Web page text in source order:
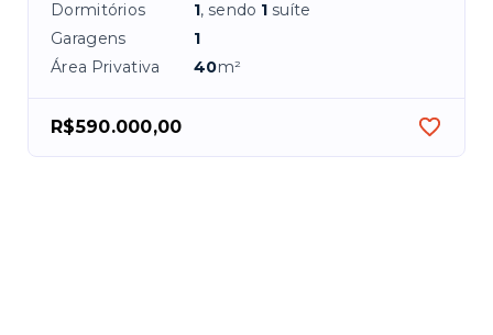
Dormitórios 1, sendo 1 suíte
Garagens
1
Área Privativa
40m²
R$590.000,00